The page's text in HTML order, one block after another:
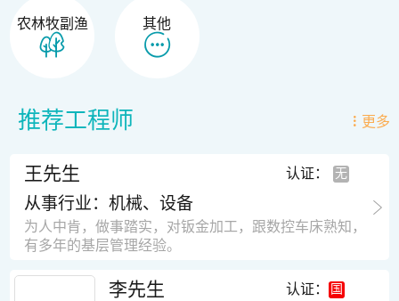
农林牧副渔 其他
推荐工程师 更多
王先生 认证：
从事行业：机械、设备
为人中肯，做事踏实，对钣金加工，跟数控车床熟知，
有多年的基层管理经验。
李先生 认证：